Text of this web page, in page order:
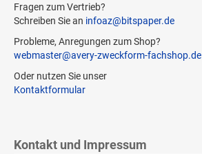
Fragen zum Vertrieb?
Schreiben Sie an infoaz@bitspaper.de
Probleme, Anregungen zum Shop?
webmaster@avery-zweckform-fachshop.de
Oder nutzen Sie unser
Kontaktformular
Kontakt und Impressum